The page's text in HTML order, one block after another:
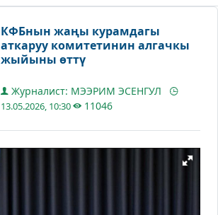
КФБнын жаңы курамдагы
аткаруу комитетинин алгачкы
жыйыны өттү
Журналист: МЭЭРИМ ЭСЕНГУЛ
13.05.2026, 10:30 11046